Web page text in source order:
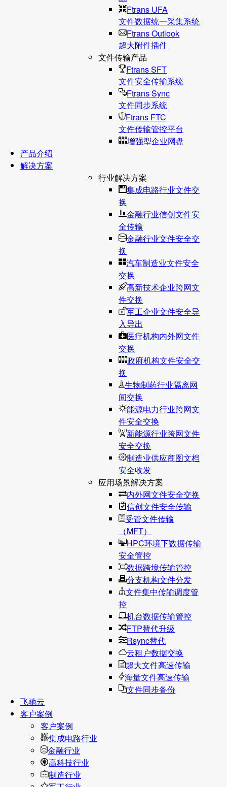
Ftrans UFA
文件数据统⼀采集系统
Ftrans Outlook
超大附件插件
文件传输产品
Ftrans SFT
文件安全传输系统
Ftrans Sync
文件同步系统
Ftrans FTC
文件传输管控平台
增强型企业网盘
产品介绍
解决方案
行业解决方案
集成电路行业文件交
换
金融行业信创文件安
全传输
金融行业文件安全交
换
汽车制造业文件安全
交换
高新技术企业跨网文
件交换
军工企业文件安全导
入导出
医疗机构内外网文件
交换
政府机构文件安全交
换
生物制药行业隔离网
间交换
能源电力行业跨网文
件安全交换
新能源行业跨网文件
安全交换
制造业供应商图文档
安全收发
应用场景解决方案
内外网文件安全交换
信创文件安全传输
受管文件传输
（MFT）
HPC环境下数据传输
安全管控
数据跨境传输管控
分支机构文件分发
文件集中传输调度管
控
机台数据传输管控
FTP替代升级
Rsync替代
云租户数据交换
超大文件高速传输
海量文件高速传输
文件同步备份
飞驰云
客户案例
客户案例
集成电路行业
金融行业
高科技行业
制造行业